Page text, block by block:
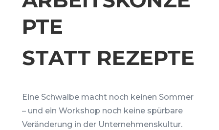
PTE
STATT REZEPTE
Eine Schwalbe macht noch keinen Sommer
– und ein Workshop noch keine spürbare
Veränderung in der Unternehmenskultur.